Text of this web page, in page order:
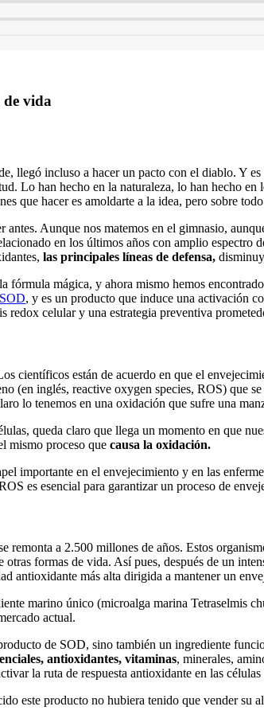
de vida
llegó incluso a hacer un pacto con el diablo. Y
Lo han hecho en la naturaleza, lo han hecho
que hacer es amoldarte a la idea, pero sobre
Aunque nos matemos en el gimnasio,
en los últimos años con amplio
las principales líneas de defensa,
mágica, y ahora mismo hemos
, y es un producto que induce una activación
redox celular y una estrategia preventiva
científicos están de acuerdo en que el
(en inglés, reactive oxygen species, ROS) que
lo tenemos en una oxidación que sufre una
queda claro que llega un momento en que
mismo proceso que causa la oxidación.
importante en el envejecimiento y en las
es esencial para garantizar un proceso de
remonta a 2.500 millones de años. Estos
formas de vida. Así pues, después de un
antioxidante más alta dirigida a mantener un
marino único (microalga marina Tetraselmis
actual.
de SOD, sino también un ingrediente
antioxidantes, vitaminas, minerales,
la ruta de respuesta antioxidante en las células
este producto no hubiera tenido que vender